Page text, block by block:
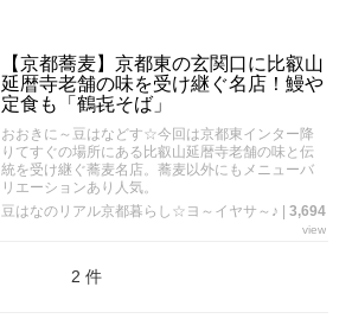
【京都蕎麦】京都東の玄関口に比叡山
延暦寺老舗の味を受け継ぐ名店！鰻や
定食も「鶴㐂そば」
おおきに～豆はなどす☆今回は京都東インター降
りてすぐの場所にある比叡山延暦寺老舗の味と伝
統を受け継ぐ蕎麦名店。蕎麦以外にもメニューバ
リエーションあり人気。
豆はなのリアル京都暮らし☆ヨ～イヤサ～♪
3,694
view
2 件